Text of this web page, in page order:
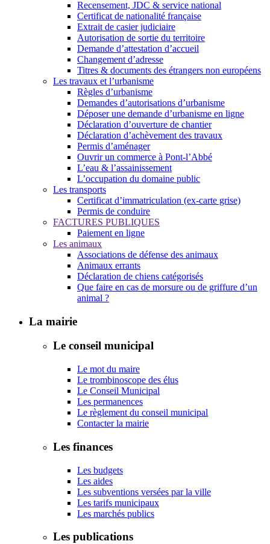
Recensement, JDC & service national
Certificat de nationalité française
Extrait de casier judiciaire
Autorisation de sortie du territoire
Demande d’attestation d’accueil
Changement d’adresse
Titres & documents des étrangers non européens
Les travaux et l’urbanisme
Règles d’urbanisme
Demandes d’autorisations d’urbanisme
Déposer une demande d’urbanisme en ligne
Déclaration d’ouverture de chantier
Déclaration d’achèvement des travaux
Permis d’aménager
Ouvrir un commerce à Pont-l’Abbé
L’eau & l’assainissement
L’occupation du domaine public
Les transports
Certificat d’immatriculation (ex-carte grise)
Permis de conduire
FACTURES PUBLIQUES
Paiement en ligne
Les animaux
Associations de défense des animaux
Animaux errants
Déclaration de chiens catégorisés
Que faire en cas de morsure ou de griffure d’un
animal ?
La mairie
Le conseil municipal
Le mot du maire
Le trombinoscope des élus
Le Conseil Municipal
Les permanences
Le règlement du conseil municipal
Contacter la mairie
Les finances
Les budgets
Les aides
Les subventions versées par la ville
Les tarifs municipaux
Les marchés publics
Les publications